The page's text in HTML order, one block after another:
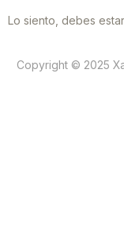
Lo siento, debes estar
Copyright © 2025